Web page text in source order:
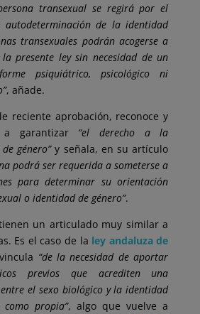
transexual se regirá por el
de la identidad
transexuales podrán acogerse a
presente ley sin necesidad de un
psiquiátrico, psicológico ni
, añade.
reciente aprobación, reconoce y
a garantizar “el derecho a la
género”y señala, en su artículo
podrá ser requerida a someterse a
para determinar su orientación
o identidad de género”.
un articulado muy similar a
Es el caso de la ley andaluza de
“de la necesidad de aportar
previos que acrediten una
el sexo biológico y la identidad
propia”, algo que vuelve a